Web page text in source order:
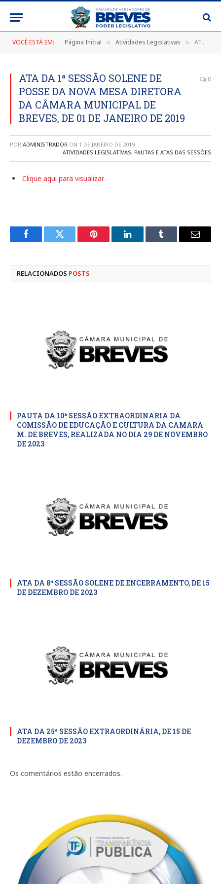
VOCÊ ESTÁ EM: Página Inicial » Atividades Legislativas » ATA DA 1ª SESSÃO SOLENE DE POSSE DA NOVA MESA DIRETORA DA CÂMARA MUNICIPAL DE BREVES, DE 01 DE JANEIRO DE 2019
ATA DA 1ª SESSÃO SOLENE DE
POSSE DA NOVA MESA DIRETORA
DA CÂMARA MUNICIPAL DE
BREVES, DE 01 DE JANEIRO DE 2019
0
POR ADMINISTRADOR ON 1 DE JANEIRO DE 2019
ATIVIDADES LEGISLATIVAS, PAUTAS E ATAS DAS SESSÕES
Clique aqui para visualizar
FacebookTwitter Pinterest LinkedInTumblr
E-
RELACIONADOS POSTS
PAUTA DA 10ª SESSÃO EXTRAORDINARIA DA
COMISSÃO DE EDUCAÇÃO E CULTURA DA CAMARA
M. DE BREVES, REALIZADA NO DIA 29 DE NOVEMBRO
DE 2023
ATA DA 8ª SESSÃO SOLENE DE ENCERRAMENTO, DE 15
DE DEZEMBRO DE 2023
ATA DA 25ª SESSÃO EXTRAORDINÁRIA, DE 15 DE
DEZEMBRO DE 2023
Os comentários estão encerrados.